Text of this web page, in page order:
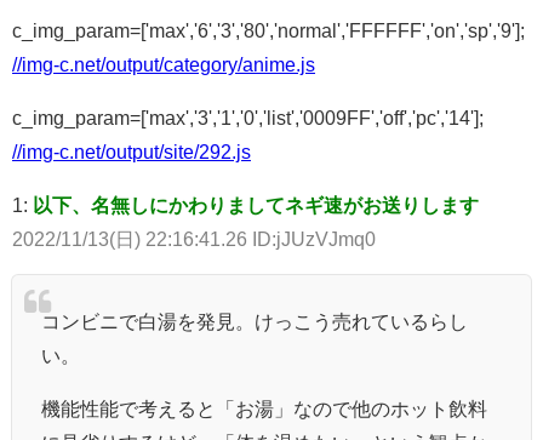
c_img_param=['max','6','3','80','normal','FFFFFF','on','sp','9'];
//img-c.net/output/category/anime.js
c_img_param=['max','3','1','0','list','0009FF','off','pc','14'];
//img-c.net/output/site/292.js
1: 以下、名無しにかわりましてネギ速がお送りします
2022/11/13(日) 22:16:41.26 ID:jJUzVJmq0
コンビニで白湯を発見。けっこう売れているらし
い。
機能性能で考えると「お湯」なので他のホット飲料